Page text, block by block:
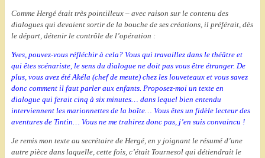
Comme Hergé était très pointilleux – avec raison sur le contenu des
dialogues qui devaient sortir de la bouche de ses créations, il préférait, dès
le départ, détenir le contrôle de l’opération :
Yves, pouvez-vous réfléchir à cela? Vous qui travaillez dans le théâtre et
qui êtes scénariste, le sens du dialogue ne doit pas vous être étranger. De
plus, vous avez été Akéla (chef de meute) chez les louveteaux et vous savez
donc comment il faut parler aux enfants. Proposez-moi un texte en
dialogue qui ferait cinq à six minutes… dans lequel bien entendu
interviennent les marionnettes de la boîte… Vous êtes un fidèle lecteur des
aventures de Tintin… Vous ne me trahirez donc pas, j’en suis convaincu !
Je remis mon texte au secrétaire de Hergé, en y joignant le résumé d’une
autre pièce dans laquelle, cette fois, c’était Tournesol qui détiendrait le